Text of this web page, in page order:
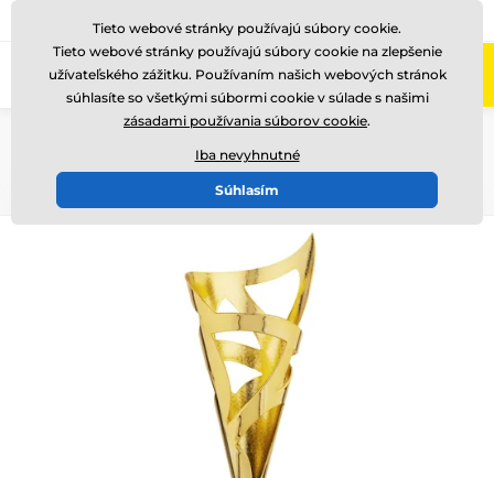
Zavolajte nám (Po-Pi 8-17) +421220255160
Poháry 2024 DŘEVĚNÉ PODSTAVCE
Tieto webové stránky používajú súbory cookie.
Tieto webové stránky používajú súbory cookie na zlepšenie
užívateľského zážitku. Používaním našich webových stránok
súhlasíte so všetkými súbormi cookie v súlade s našimi
zásadami používania súborov cookie.
Iba nevyhnutné
Súhlasím